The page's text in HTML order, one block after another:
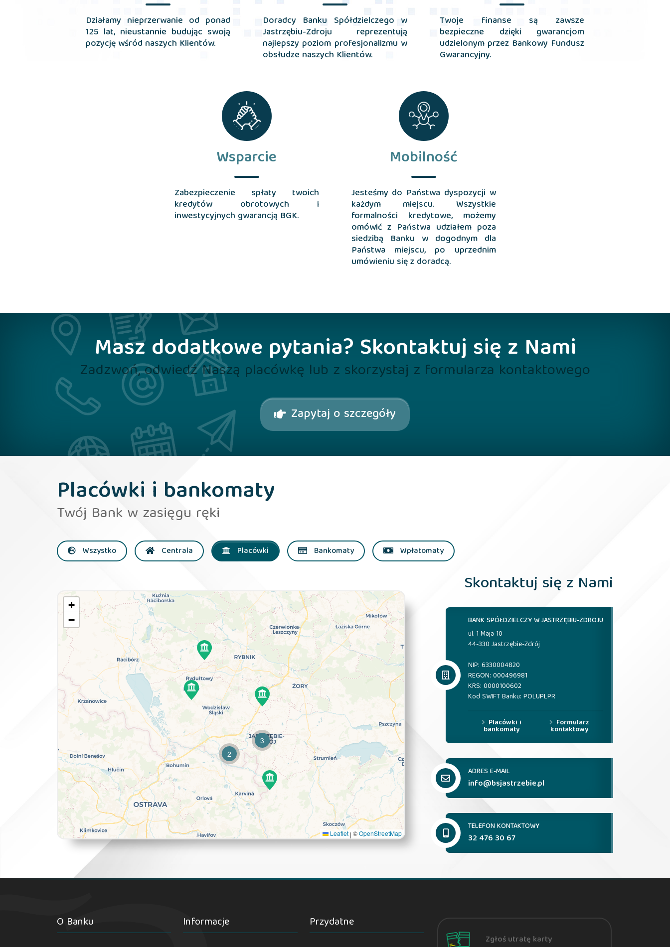
Działamy nieprzerwanie od ponad
125 lat, nieustannie budując swoją
pozycję wśród naszych Klientów.
Doradcy Banku Spółdzielczego w
Jastrzębiu-Zdroju reprezentują
najlepszy poziom profesjonalizmu w
obsłudze naszych Klientów.
Twoje finanse są zawsze
bezpieczne dzięki gwarancjom
udzielonym przez Bankowy Fundusz
Gwarancyjny.
Wsparcie
Zabezpieczenie spłaty twoich
kredytów obrotowych i
inwestycyjnych gwarancją BGK.
Mobilność
Jesteśmy do Państwa dyspozycji w
każdym miejscu. Wszystkie
formalności kredytowe, możemy
omówić z Państwa udziałem poza
siedzibą Banku w dogodnym dla
Państwa miejscu, po uprzednim
umówieniu się z doradcą.
Masz dodatkowe pytania? Skontaktuj się z Nami
Zadzwoń, odwiedź Naszą placówkę lub z skorzystaj z formularza kontaktowego
Zapytaj o szczegóły
Placówki i bankomaty
Twój Bank w zasięgu ręki
Wszystko Centrala Placówki Bankomaty Wpłatomaty
2
3
+
−
Leaflet | ©OpenStreetMap
Skontaktuj się z Nami
BANK SPÓŁDZIELCZY W JASTRZĘBIU-ZDROJU
ul. 1 Maja 10
44-330 Jastrzębie-Zdrój
NIP: 6330004820
REGON: 000496981
KRS: 0000100602
Kod SWIFT Banku: POLUPLPR
Placówki i
bankomaty
Formularz
kontaktowy
ADRES E-MAIL
info@bsjastrzebie.pl
TELEFON KONTAKTOWY
32 476 30 67
O Banku Informacje Przydatne
Zgłoś utratę karty